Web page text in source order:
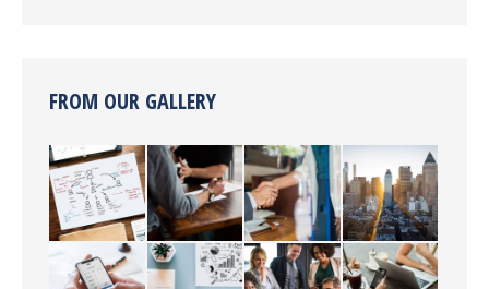
FROM OUR GALLERY